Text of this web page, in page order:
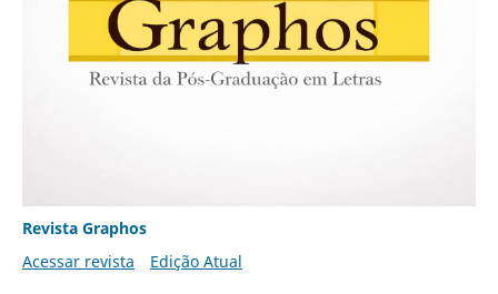
Revista Graphos
Acessar revista
Edição Atual